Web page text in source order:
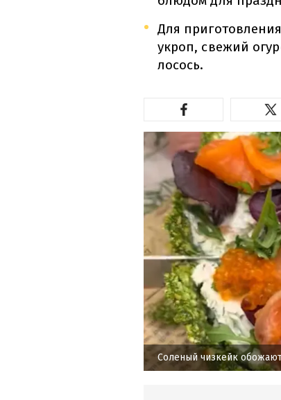
Для
укроп, свежий
лосось.
Соленый чизкейк